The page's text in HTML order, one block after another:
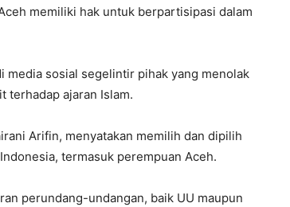
memiliki hak untuk berpartisipasi dalam
sosial segelintir pihak yang menolak
terhadap ajaran Islam.
Arifin, menyatakan memilih dan dipilih
termasuk perempuan Aceh.
perundang-undangan, baik UU maupun